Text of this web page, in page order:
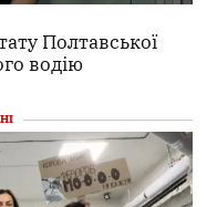
Полтавської
водію